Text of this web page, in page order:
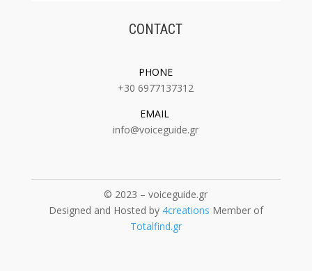
CONTACT
PHONE
+30 6977137312
EMAIL
info@voiceguide.gr
© 2023 – voiceguide.gr
Designed and Hosted by 4creations Member of
Totalfind.gr